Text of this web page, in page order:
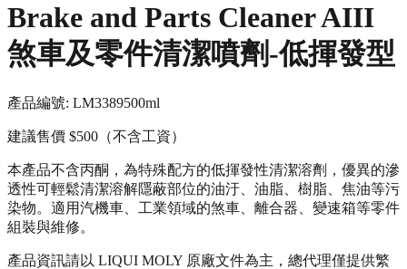
Brake and Parts Cleaner AIII
煞車及零件清潔噴劑-低揮發型
產品編號: LM3389500ml
建議售價 $500 （不含工資）
本產品不含丙酮，為特殊配方的低揮發性清潔溶劑，優異的滲
透性可輕鬆清潔溶解隱蔽部位的油汙、油脂、樹脂、焦油等污
染物。適用汽機車、工業領域的煞車、離合器、變速箱等零件
組裝與維修。
產品資訊請以 LIQUI MOLY 原廠文件為主，總代理僅提供繁